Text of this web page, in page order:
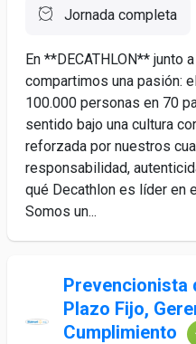
Jornada completa
En **DECATHLON** junto
compartimos una pasión:
100.000 personas en 70
sentido bajo una cultura
reforzada por nuestros
responsabilidad,
qué Decathlon es líder en
Somos un...
Prevencionista
Plazo Fijo,
Cumplimiento